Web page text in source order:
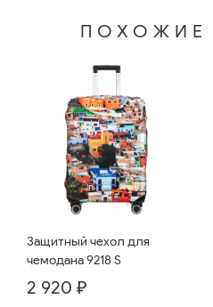
ПОХОЖИЕ
Защитный чехол для
чемодана 9218 S
2 920 ₽